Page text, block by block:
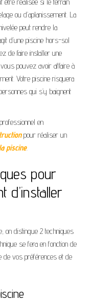
ou d’aplanissement. La
peut rendre la
d’une piscine hors-sol
de faire installer une
pouvez avoir affaire à
Votre piscine risquera
qui s’y baignent
en
pour réaliser un
piscine.
pour
d’installer
on distingue 2 techniques
se fera en fonction de
de vos préférences et de